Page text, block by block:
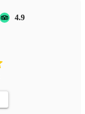
4.9